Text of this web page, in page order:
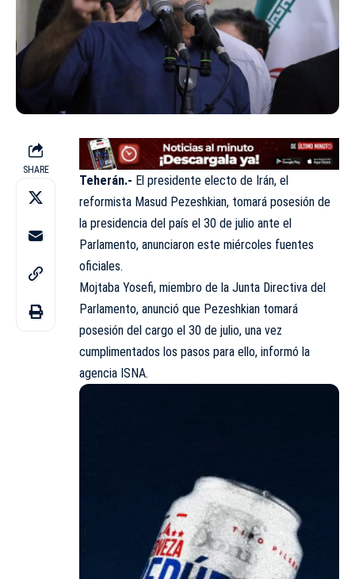
SHARE
Teherán.- El presidente electo de Irán, el
reformista Masud Pezeshkian, tomará posesión de
la presidencia del país el 30 de julio ante el
Parlamento, anunciaron este miércoles fuentes
oficiales.
Mojtaba Yosefi, miembro de la Junta Directiva del
Parlamento, anunció que Pezeshkian tomará
posesión del cargo el 30 de julio, una vez
cumplimentados los pasos para ello, informó la
agencia ISNA.